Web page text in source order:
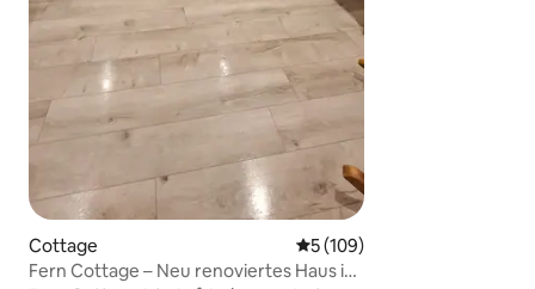
Cottage Durchschnittliche
5 (109)
Fern Cottage – Neu renoviertes Haus im